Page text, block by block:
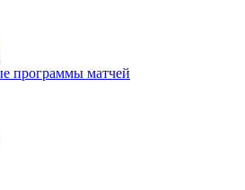
программы матчей